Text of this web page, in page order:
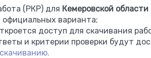
(РКР) для Кемеровской области
официальных варианта;
доступ для скачивания
и критерии проверки будут